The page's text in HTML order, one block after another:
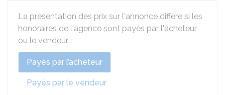
La présentation des prix sur l'annonce diffère si les
honoraires de l'agence sont payés par l'acheteur
ou le vendeur :
Payés par l’acheteur
Payés par le vendeur